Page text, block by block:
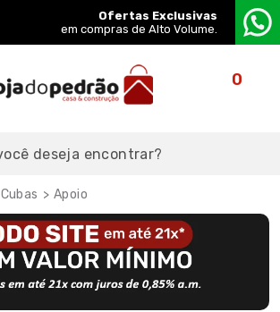
Ofertas Exclusivas
em compras de Alto Volume.
0
Cubas Apoio